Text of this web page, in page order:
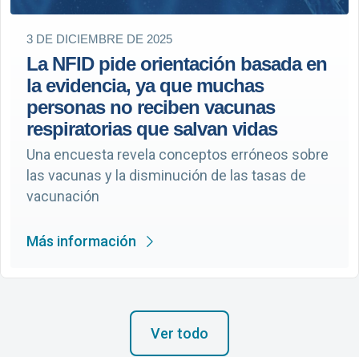
3 DE DICIEMBRE DE 2025
La NFID pide orientación basada en
la evidencia, ya que muchas
personas no reciben vacunas
respiratorias que salvan vidas
Una encuesta revela conceptos erróneos sobre
las vacunas y la disminución de las tasas de
vacunación
Más información
Ver todo